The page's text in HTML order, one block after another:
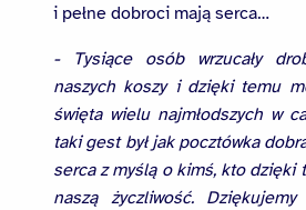
i pełne dobroci mają serca…
- Tysiące osób wrzucały
naszych koszy i dzięki temu
święta wielu najmłodszych w
taki gest był jak pocztówka
serca z myślą o kimś, kto dzięki
naszą życzliwość.